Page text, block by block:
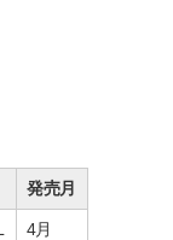
発売月
4月